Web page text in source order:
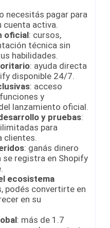
necesitás pagar para
cuenta activa.
oficial: cursos,
técnica sin
habilidades.
: ayuda directa
disponible 24/7.
: acceso
y
lanzamiento oficial.
y pruebas:
para
clientes.
: ganás dinero
se registra en Shopify
ecosistema
podés convertirte en
en su
: más de 1.7